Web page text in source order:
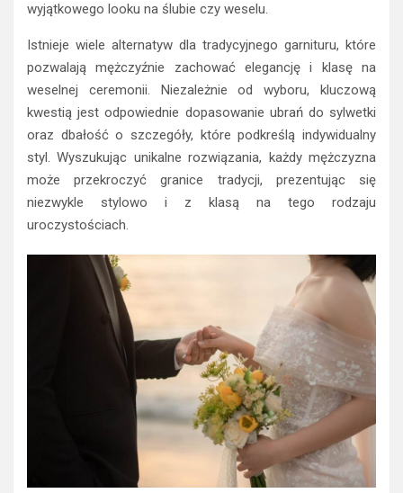
wyjątkowego looku na ślubie czy weselu.
Istnieje wiele alternatyw dla tradycyjnego garnituru, które
pozwalają mężczyźnie zachować elegancję i klasę na
weselnej ceremonii. Niezależnie od wyboru, kluczową
kwestią jest odpowiednie dopasowanie ubrań do sylwetki
oraz dbałość o szczegóły, które podkreślą indywidualny
styl. Wyszukując unikalne rozwiązania, każdy mężczyzna
może przekroczyć granice tradycji, prezentując się
niezwykle stylowo i z klasą na tego rodzaju
uroczystościach.